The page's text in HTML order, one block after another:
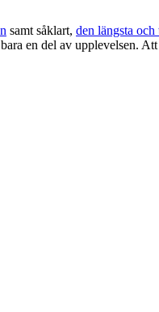
samt såklart, den längsta
en del av upplevelsen.